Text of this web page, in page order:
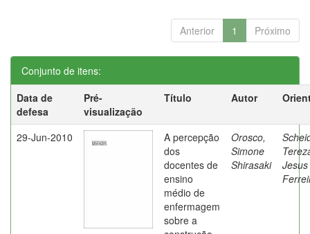
Anterior 1 Próximo
Conjunto de itens:
Data de
defesa
Pré-
visualização
Título Autor
29-Jun-2010
A percepção
dos
docentes de
ensino
médio de
enfermagem
sobre a
Orosco,
Simone
Shirasaki
Jesus